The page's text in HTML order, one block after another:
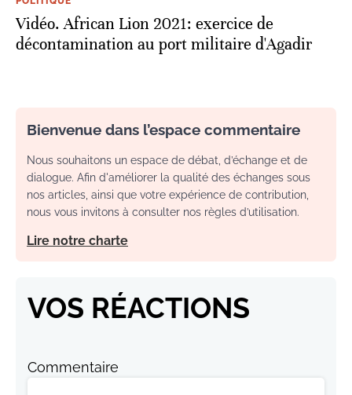
Vidéo. African Lion 2021: exercice de
décontamination au port militaire d'Agadir
Bienvenue dans l’espace commentaire
Nous souhaitons un espace de débat, d’échange et de
dialogue. Afin d'améliorer la qualité des échanges sous
nos articles, ainsi que votre expérience de contribution,
nous vous invitons à consulter nos règles d’utilisation.
Lire notre charte
VOS RÉACTIONS
Commentaire